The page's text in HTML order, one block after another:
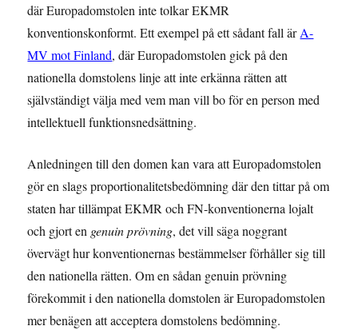
där Europadomstolen inte tolkar EKMR
konventionskonformt. Ett exempel på ett sådant fall ärA-
MV mot Finland, där Europadomstolen gick på den
nationella domstolens linje att inte erkänna rätten att
självständigt välja med vem man vill bo för en person med
intellektuell funktionsnedsättning.
Anledningen till den domen kan vara att Europadomstolen
gör en slags proportionalitetsbedömning där den tittar på om
staten har tillämpat EKMR och FN-konventionerna lojalt
och gjort en genuin prövning, det vill säga noggrant
övervägt hur konventionernas bestämmelser förhåller sig till
den nationella rätten. Om en sådan genuin prövning
förekommit i den nationella domstolen är Europadomstolen
mer benägen att acceptera domstolens bedömning.